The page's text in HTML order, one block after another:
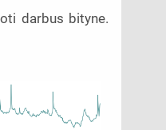
darbus bityne.